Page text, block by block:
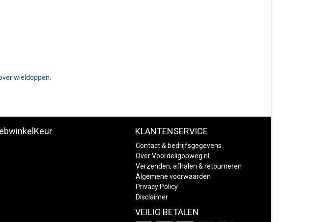
wieldoppen
KLANTENSERVICE
Contact & bedrijfsgegevens
Over Voordeligopweg.nl
Verzenden, afhalen & retourneren
Algemene voorwaarden
Privacy Policy
Disclaimer
VEILIG BETALEN